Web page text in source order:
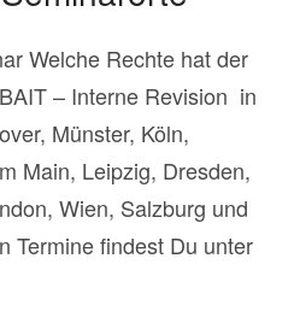
Welche Rechte hat der
– Interne Revision in
Münster, Köln,
Main, Leipzig, Dresden,
Wien, Salzburg und
Termine findest Du unter